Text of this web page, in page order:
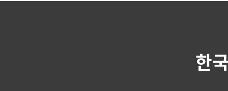
한